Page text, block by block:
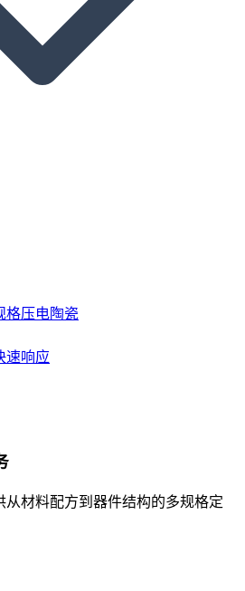
格压电陶瓷
速响应
材料配方到器件结构的多规格定